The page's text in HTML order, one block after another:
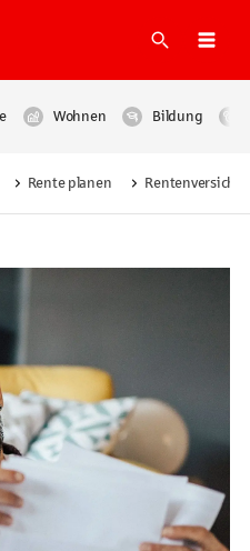
Suche
Wohnen Bildung
Rente planen